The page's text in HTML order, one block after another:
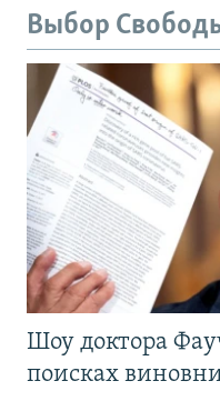
Выбор
Шоу доктора
поисках